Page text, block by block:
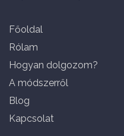
Főoldal
Rólam
Hogyan dolgozom?
A módszerről
Blog
Kapcsolat